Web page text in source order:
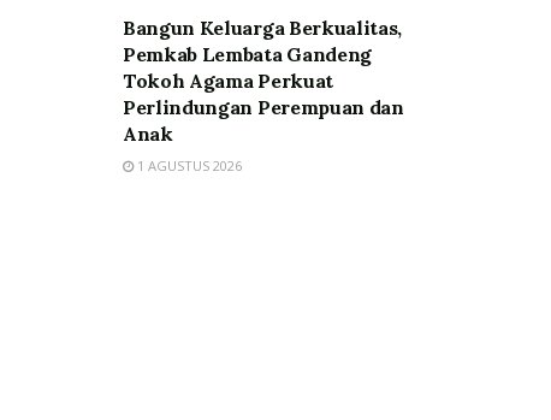
Bangun Keluarga Berkualitas,
Pemkab Lembata Gandeng
Tokoh Agama Perkuat
Perlindungan Perempuan dan
Anak
1 AGUSTUS 2026